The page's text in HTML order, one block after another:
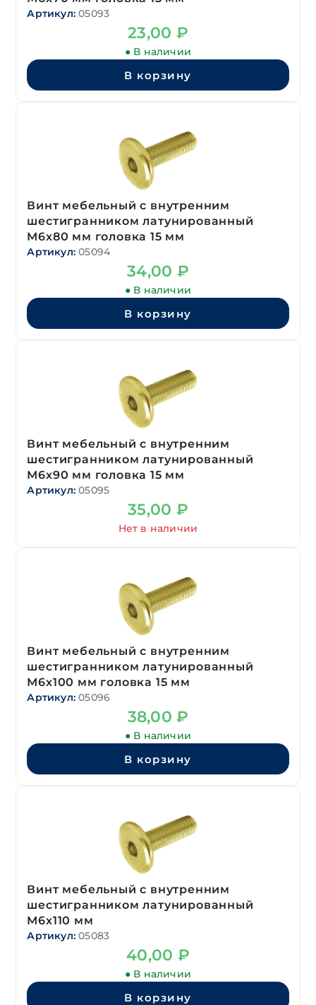
Артикул: 05093
23,00 ₽
● В наличии
В корзину
Винт мебельный с внутренним
шестигранником латунированный
М6х80 мм головка 15 мм
Артикул: 05094
34,00 ₽
● В наличии
В корзину
Винт мебельный с внутренним
шестигранником латунированный
М6х90 мм головка 15 мм
Артикул: 05095
35,00 ₽
Нет в наличии
Винт мебельный с внутренним
шестигранником латунированный
М6х100 мм головка 15 мм
Артикул: 05096
38,00 ₽
● В наличии
В корзину
Винт мебельный с внутренним
шестигранником латунированный
М6х110 мм
Артикул: 05083
40,00 ₽
● В наличии
В корзину